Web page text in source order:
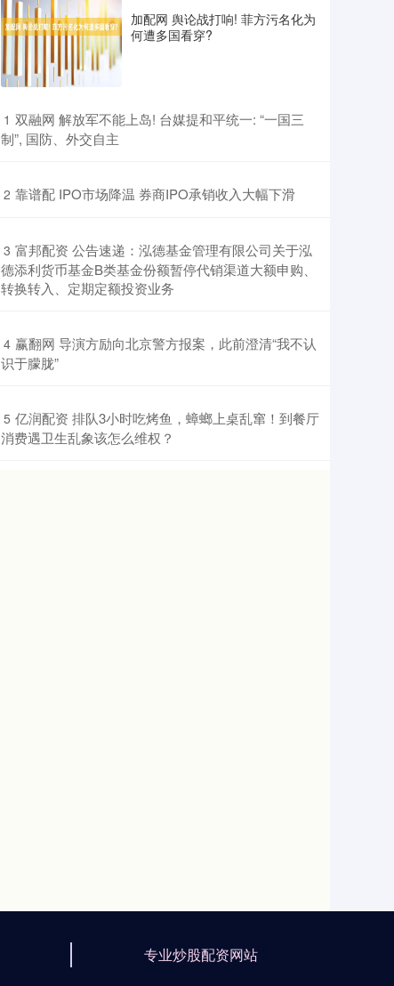
加配网 舆论战打响! 菲方污名化为
何遭多国看穿?
1 ​双融网 解放军不能上岛! 台媒提和平统一: “一国三
制”, 国防、外交自主
2 ​靠谱配 IPO市场降温 券商IPO承销收入大幅下滑
3 ​富邦配资 公告速递：泓德基金管理有限公司关于泓
德添利货币基金B类基金份额暂停代销渠道大额申购、
转换转入、定期定额投资业务
4 ​赢翻网 导演方励向北京警方报案，此前澄清“我不认
识于朦胧”
5 ​亿润配资 排队3小时吃烤鱼，蟑螂上桌乱窜！到餐厅
消费遇卫生乱象该怎么维权？
专业炒股配资网站